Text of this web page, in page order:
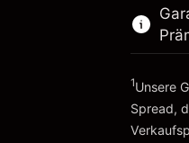
1Unsere
Spread,